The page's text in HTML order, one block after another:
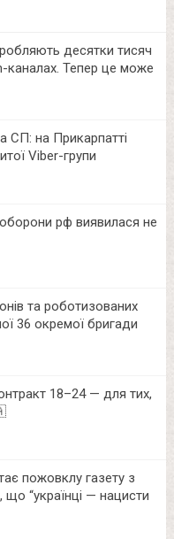
десятки тисяч
каналах. Тепер це може
СП: на Прикарпатті
Viber-групи
рф виявилася не
та роботизованих
36 окремої бригади
18–24 — для тих,
пожовклу газету з
“українці — нацисти